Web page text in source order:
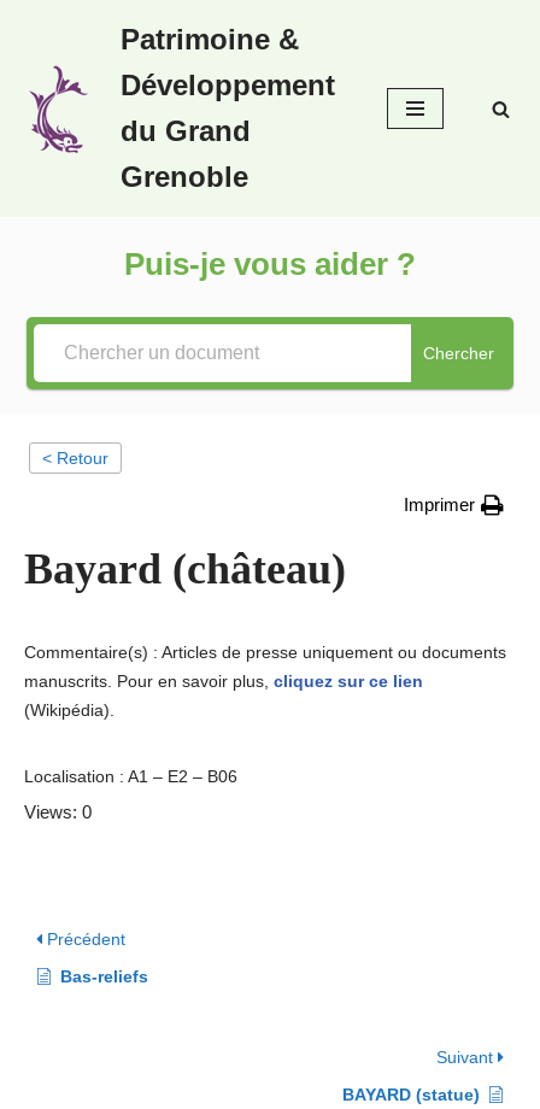
au
contenu
Patrimoine &
Développement
du Grand
Grenoble
Puis-je vous aider ?
Chercher
< Retour
Imprimer
Bayard (château)
Commentaire(s) : Articles de presse uniquement ou documents
manuscrits. Pour en savoir plus, cliquez sur ce lien
(Wikipédia).
Localisation : A1 – E2 – B06
Views: 0
Précédent
Bas-reliefs
Suivant
BAYARD (statue)